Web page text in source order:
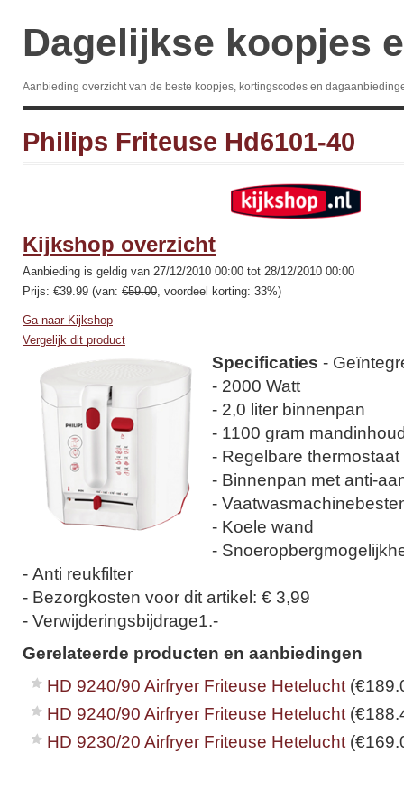
Dagelijkse koopjes
Aanbieding overzicht van de beste koopjes, kortingscodes en
Philips Friteuse Hd6101-40
Kijkshop overzicht
Aanbieding is geldig van 27/12/2010 00:00 tot 28/12/2010 00:00
Prijs: €39.99 (van: €59.00, voordeel korting: 33%)
Ga naar Kijkshop
Vergelijk dit product
Specificaties -
- 2000 Watt
- 2,0 liter binnenpan
- 1100 gram
- Regelbare thermostaat
- Binnenpan met anti-
-
- Koele wand
-
- Anti reukfilter
- Bezorgkosten voor dit artikel: € 3,99
- Verwijderingsbijdrage1.-
Gerelateerde producten en aanbiedingen
HD 9240/90 Airfryer Friteuse Hetelucht
HD 9240/90 Airfryer Friteuse Hetelucht
HD 9230/20 Airfryer Friteuse Hetelucht